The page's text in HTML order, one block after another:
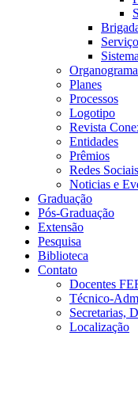
Organograma
Planes
Processos
Logotipo
Revista
Entidades
Prêmios
Redes Sociais
Noticias e
Graduação
Pós-Graduação
Extensão
Pesquisa
Biblioteca
Contato
Docentes
Técnico-
Secretarias,
Localização